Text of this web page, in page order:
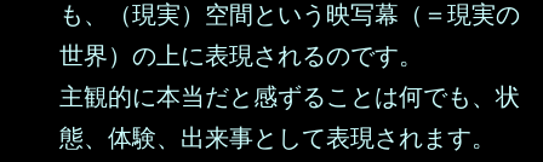
も、（現実）空間という映写幕（＝現実の
世界）の上に表現されるのです。
主観的に本当だと感ずることは何でも、状
態、体験、出来事として表現されます。